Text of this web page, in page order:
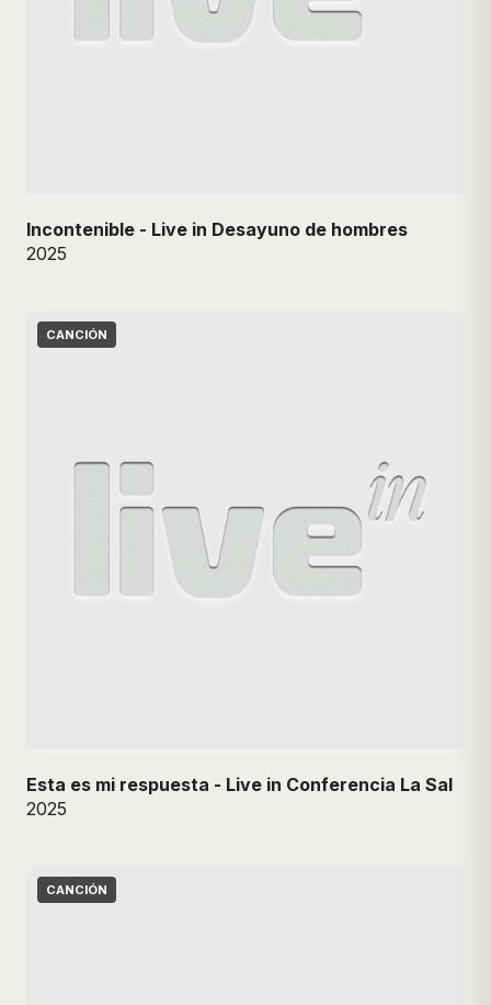
Incontenible - Live in Desayuno de hombres
2025
CANCIÓN
Esta es mi respuesta - Live in Conferencia La Sal
2025
CANCIÓN